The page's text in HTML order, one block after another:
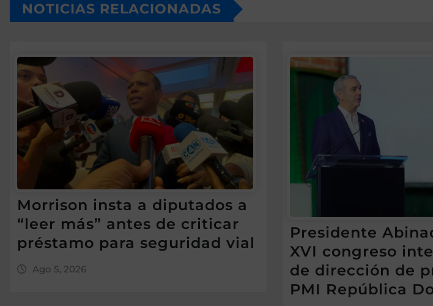
NOTICIAS RELACIONADAS
Morrison insta a diputados a
“leer más” antes de criticar
préstamo para seguridad vial
Ago 5, 2026
Presidente
XVI congreso
de dirección de
PMI República